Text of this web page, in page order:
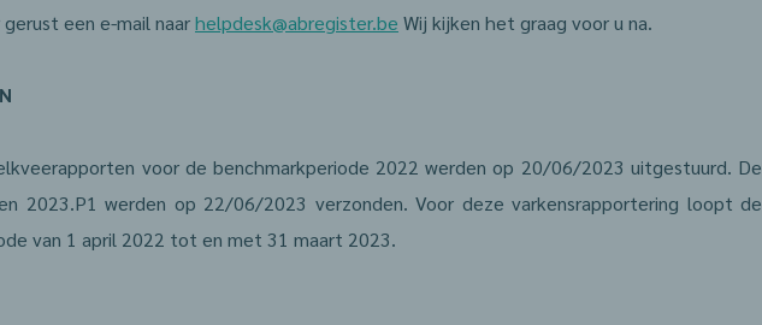
een e-mail naarhelpdesk@abregister.be Wij kijken het graag voor u na.
voor de benchmarkperiode 2022 werden op 20/06/2023 uitgestuurd. De
2023.P1 werden op 22/06/2023 verzonden. Voor deze varkensrapportering loopt de
van 1 april 2022 tot en met 31 maart 2023.